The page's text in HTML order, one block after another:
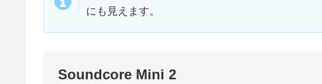
にも見えます。
Soundcore Mini 2